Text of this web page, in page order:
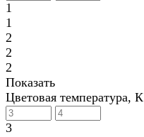
1
1
2
2
2
Показать
Цветовая температура, К
3